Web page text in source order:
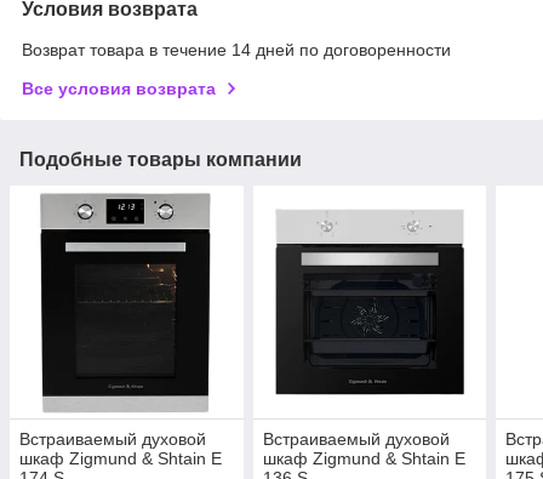
Условия возврата
Возврат товара в течение 14 дней по договоренности
Все условия возврата
Подобные товары компании
Встраиваемый духовой
шкаф Zigmund & Shtain E
Встраиваемый духовой
шкаф Zigmund & Shtain E